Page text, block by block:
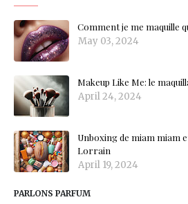
Comment je me maquille
May 03, 2024
Makeup Like Me: le
April 24, 2024
Unboxing de miam miam
Lorrain
April 19, 2024
PARLONS PARFUM